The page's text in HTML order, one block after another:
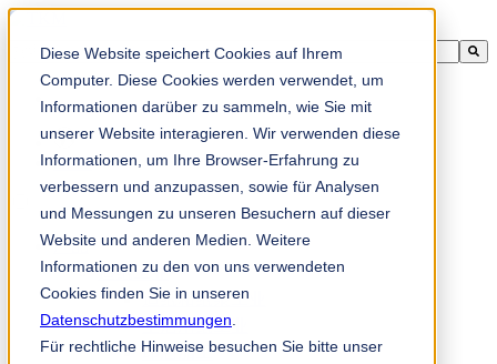
Diese Website speichert Cookies auf Ihrem
Computer. Diese Cookies werden verwendet, um
Informationen darüber zu sammeln, wie Sie mit
unserer Website interagieren. Wir verwenden diese
Informationen, um Ihre Browser-Erfahrung zu
verbessern und anzupassen, sowie für Analysen
und Messungen zu unseren Besuchern auf dieser
Website und anderen Medien. Weitere
Informationen zu den von uns verwendeten
Cookies finden Sie in unseren
Datenschutzbestimmungen
Für rechtliche Hinweise besuchen Sie bitte unser
这是一个附加了自动建议功能的搜索字段。
没有建议，因为搜索字段为空。
zh-cn
产品
造纸工业
造纸和纸浆工业
生活用纸工业
印后加工